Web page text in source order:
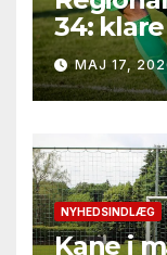
34:
MAJ 17,
NYHEDSINDLÆG
Kane i